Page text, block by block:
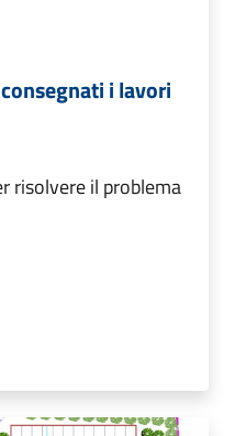
i lavori
risolvere il problema